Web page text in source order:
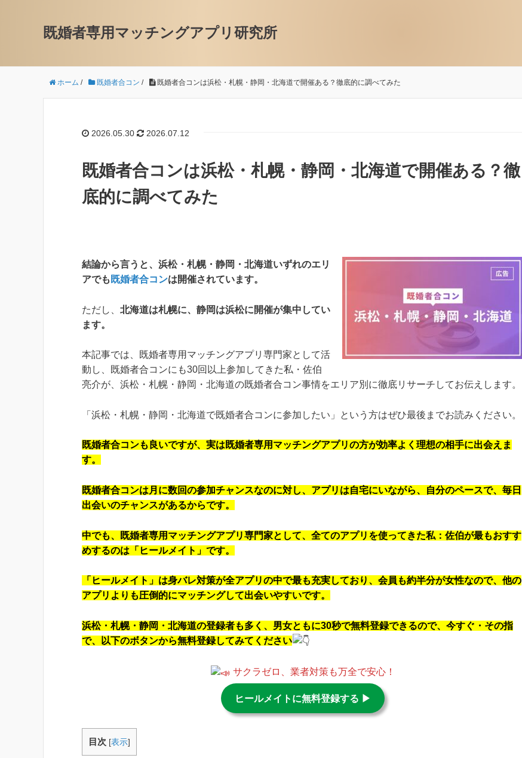
既婚者専用マッチングアプリ研究所
ホーム / 既婚者合コン / 既婚者合コンは浜松・札幌・静岡・北海道で開催ある？徹底的に調べてみた
2026.05.30 2026.07.12
既婚者合コンは浜松・札幌・静岡・北海道で開催ある？徹
底的に調べてみた
結論から言うと、浜松・札幌・静岡・北海道いずれのエリ
アでも 既婚者合コンは開催されています。
ただし、 北海道は札幌に、静岡は浜松に開催が集中してい
ます。
本記事では、既婚者専用マッチングアプリ専門家として活
動し、既婚者合コンにも30回以上参加してきた私・佐伯
亮介が、浜松・札幌・静岡・北海道の既婚者合コン事情をエリア別に徹底リサーチしてお伝えします。
「浜松・札幌・静岡・北海道で既婚者合コンに参加したい」という方はぜひ最後までお読みください。
既婚者合コンも良いですが、実は既婚者専用マッチングアプリの方が効率よく理想の相手に出会えま
す。
既婚者合コンは月に数回の参加チャンスなのに対し、アプリは自宅にいながら、自分のペースで、毎日
出会いのチャンスがあるからです。
中でも、既婚者専用マッチングアプリ専門家として、全てのアプリを使ってきた私：佐伯が最もおすす
めするのは「ヒールメイト」です。
「ヒールメイト」は身バレ対策が全アプリの中で最も充実しており、会員も約半分が女性なので、他の
アプリよりも圧倒的にマッチングして出会いやすいです。
浜松・札幌・静岡・北海道の登録者も多く、 男女ともに30秒で無料登録できるので、今すぐ・その指
で、以下のボタンから無料登録してみてください
サクラゼロ、業者対策も万全で安心！
ヒールメイトに無料登録する ▶︎
目次 [表示]